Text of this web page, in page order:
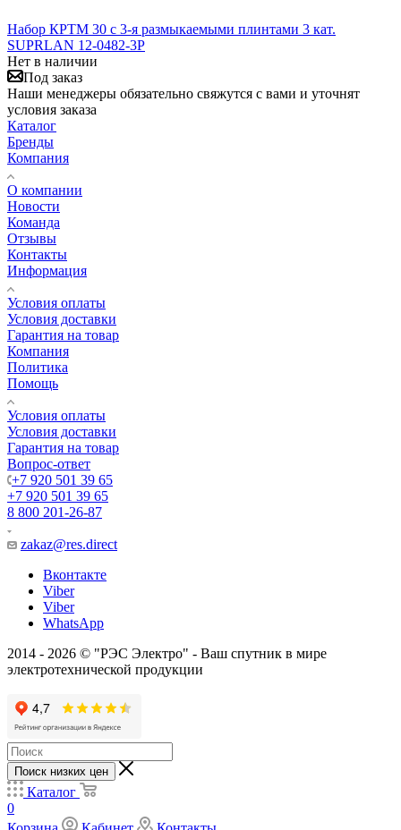
Набор КРТМ 30 с 3-я размыкаемыми плинтами 3 кат.
SUPRLAN 12-0482-3Р
Нет в наличии
Под заказ
Наши менеджеры обязательно свяжутся с вами и уточнят
условия заказа
Каталог
Бренды
Компания
О компании
Новости
Команда
Отзывы
Контакты
Информация
Условия оплаты
Условия доставки
Гарантия на товар
Компания
Политика
Помощь
Условия оплаты
Условия доставки
Гарантия на товар
Вопрос-ответ
+7 920 501 39 65
+7 920 501 39 65
8 800 201-26-87
zakaz@res.direct
Вконтакте
Viber
Viber
WhatsApp
2014 - 2026 © "РЭС Электро" - Ваш спутник в мире
электротехнической продукции
Поиск низких цен
Каталог
0